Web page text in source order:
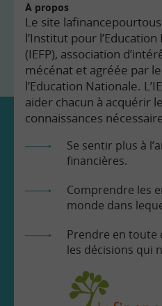
À propos
Le site
l’Institut pour
(IEFP), association
mécénat et agréée par
l’Education Nationale.
aider chacun à acquérir
connaissances
Se sentir plus à
financières.
Comprendre les
monde dans
Prendre en toute
les décisions qui